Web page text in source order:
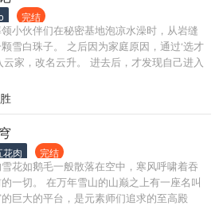
，编织成纪元最后挽歌。 大道真音响彻天
就回来，记得多带点花椒……”
完结
小伙伴们在秘密基地泡凉水澡时，从岩缝
雪白珠子。 之后因为家庭原因，通过‘选才
云家，改名云升。 进去后，才发现自己进入
帮助。 从一个中等资质的修士一步步跨入
花肉 完结
花如鹅毛一般散落在空中，寒风呼啸着吞
一切。 在万年雪山的山巅之上有一座名叫
巨大的平台，是元素师们追求的至高殿